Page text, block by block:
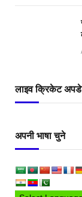
लाइव क्रिकेट
अपनी भाषा चुने